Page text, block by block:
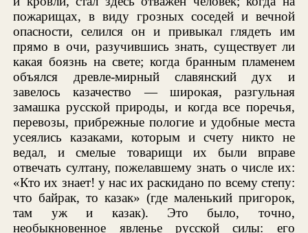
пожарищах, в виду грозных соседей и вечной
опасности, селился он и привыкал глядеть им
прямо в очи, разучившись знать, существует ли
какая боязнь на свете; когда бранным пламенем
объялся древле-мирный славянский дух и
завелось казачество — широкая, разгульная
замашка русской природы, и когда все поречья,
перевозы, прибрежные пологие и удобные места
усеялись казаками, которым и счету никто не
ведал, и смелые товарищи их были вправе
отвечать султану, пожелавшему знать о числе их:
«Кто их знает! у нас их раскидано по всему степу:
что байрак, то казак» (где маленький пригорок,
там уж и казак). Это было, точно,
необыкновенное явленье русской силы: его